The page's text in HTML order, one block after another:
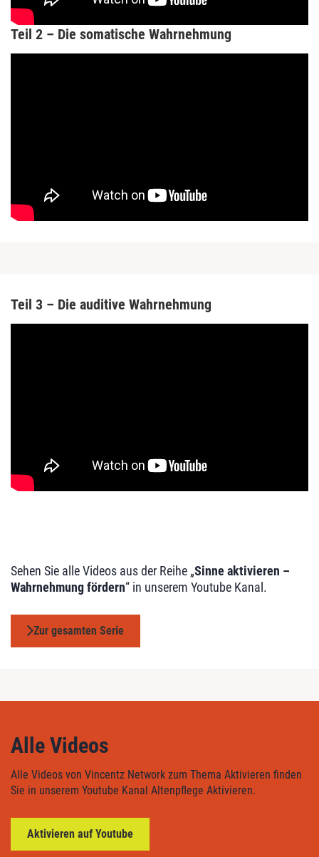
Teil 2 – Die somatische Wahrnehmung
Teil 3 – Die auditive Wahrnehmung
Sehen Sie alle Videos aus der Reihe „Sinne aktivieren –
Wahrnehmung fördern“ in unserem Youtube Kanal.
Zur gesamten Serie
Alle Videos
Alle Videos von Vincentz Network zum Thema Aktivieren finden
Sie in unserem Youtube Kanal Altenpflege Aktivieren.
Aktivieren auf Youtube